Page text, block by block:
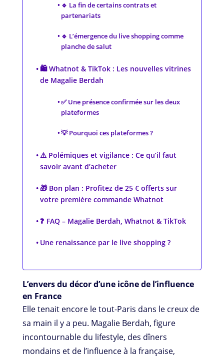
🔹 La fin de certains contrats et
partenariats
🔹 L’émergence du live shopping comme
planche de salut
🛍️ Whatnot & TikTok : Les nouvelles vitrines
de Magalie Berdah
✅ Une présence confirmée sur les deux
plateformes
💡 Pourquoi ces plateformes ?
⚠️ Polémiques et vigilance : Ce qu’il faut
savoir avant d’acheter
🎁 Bon plan : Profitez de 25 € offerts sur
votre première commande Whatnot
❓ FAQ – Magalie Berdah, Whatnot & TikTok
Une renaissance par le live shopping ?
L’envers du décor d’une icône de l’influence
en France
Elle tenait encore le tout-Paris dans le creux de
sa main il y a peu. Magalie Berdah, figure
incontournable du lifestyle, des dîners
mondains et de l’influence à la française,